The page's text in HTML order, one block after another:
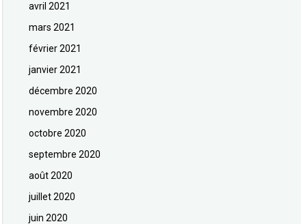
avril 2021
mars 2021
février 2021
janvier 2021
décembre 2020
novembre 2020
octobre 2020
septembre 2020
août 2020
juillet 2020
juin 2020